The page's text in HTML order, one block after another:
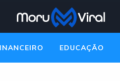
EDUCAÇÃO